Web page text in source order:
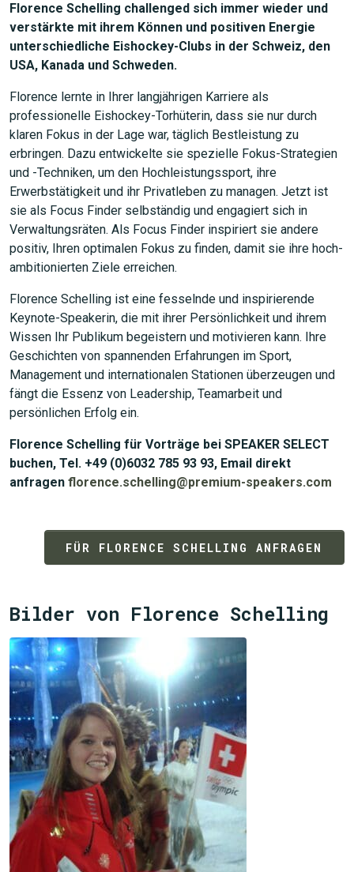
Florence Schelling challenged sich immer wieder und
verstärkte mit ihrem Können und positiven Energie
unterschiedliche Eishockey-Clubs in der Schweiz, den
USA, Kanada und Schweden.
Florence lernte in Ihrer langjährigen Karriere als
professionelle Eishockey-Torhüterin, dass sie nur durch
klaren Fokus in der Lage war, täglich Bestleistung zu
erbringen. Dazu entwickelte sie spezielle Fokus-Strategien
und -Techniken, um den Hochleistungssport, ihre
Erwerbstätigkeit und ihr Privatleben zu managen. Jetzt ist
sie als Focus Finder selbständig und engagiert sich in
Verwaltungsräten. Als Focus Finder inspiriert sie andere
positiv, Ihren optimalen Fokus zu finden, damit sie ihre hoch-
ambitionierten Ziele erreichen.
Florence Schelling ist eine fesselnde und inspirierende
Keynote-Speakerin, die mit ihrer Persönlichkeit und ihrem
Wissen Ihr Publikum begeistern und motivieren kann. Ihre
Geschichten von spannenden Erfahrungen im Sport,
Management und internationalen Stationen überzeugen und
fängt die Essenz von Leadership, Teamarbeit und
persönlichen Erfolg ein.
Florence Schelling für Vorträge bei SPEAKER SELECT
buchen, Tel. +49 (0)6032 785 93 93, Email direkt
anfragen florence.schelling@premium-speakers.com
FÜR FLORENCE SCHELLING ANFRAGEN
Bilder von Florence Schelling
JETZT SUCHEN